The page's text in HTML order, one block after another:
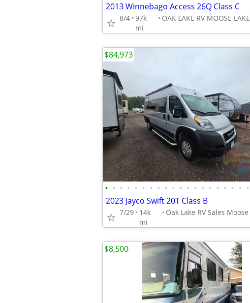
2013 Winnebago Access 26Q Class C
8/4 97k
mi
• • • • • • • • • • • • • • • • • • • •
2023 Jayco Swift 20T Class B
7/29
14k
mi
$84,973
$8,500